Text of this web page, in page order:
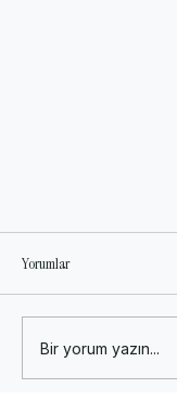
Yorumlar
Bir yorum yazın...